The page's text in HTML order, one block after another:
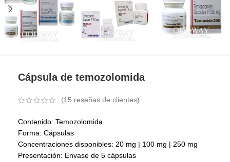
Cápsula de temozolomida
(15 reseñas de clientes)
Contenido: Temozolomida
Forma: Cápsulas
Concentraciones disponibles: 20 mg | 100 mg | 250 mg
Presentación: Envase de 5 cápsulas